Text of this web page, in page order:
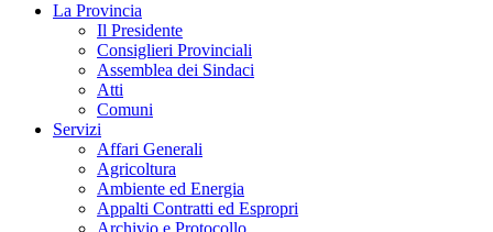
La Provincia
Il Presidente
Consiglieri Provinciali
Assemblea dei Sindaci
Atti
Comuni
Servizi
Affari Generali
Agricoltura
Ambiente ed Energia
Appalti Contratti ed Espropri
Archivio e Protocollo